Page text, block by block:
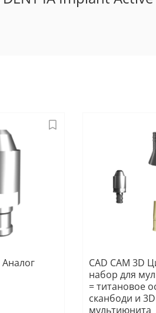
CAD CAM 3D
набор для
= титановое
сканбоди и
мультиюнита